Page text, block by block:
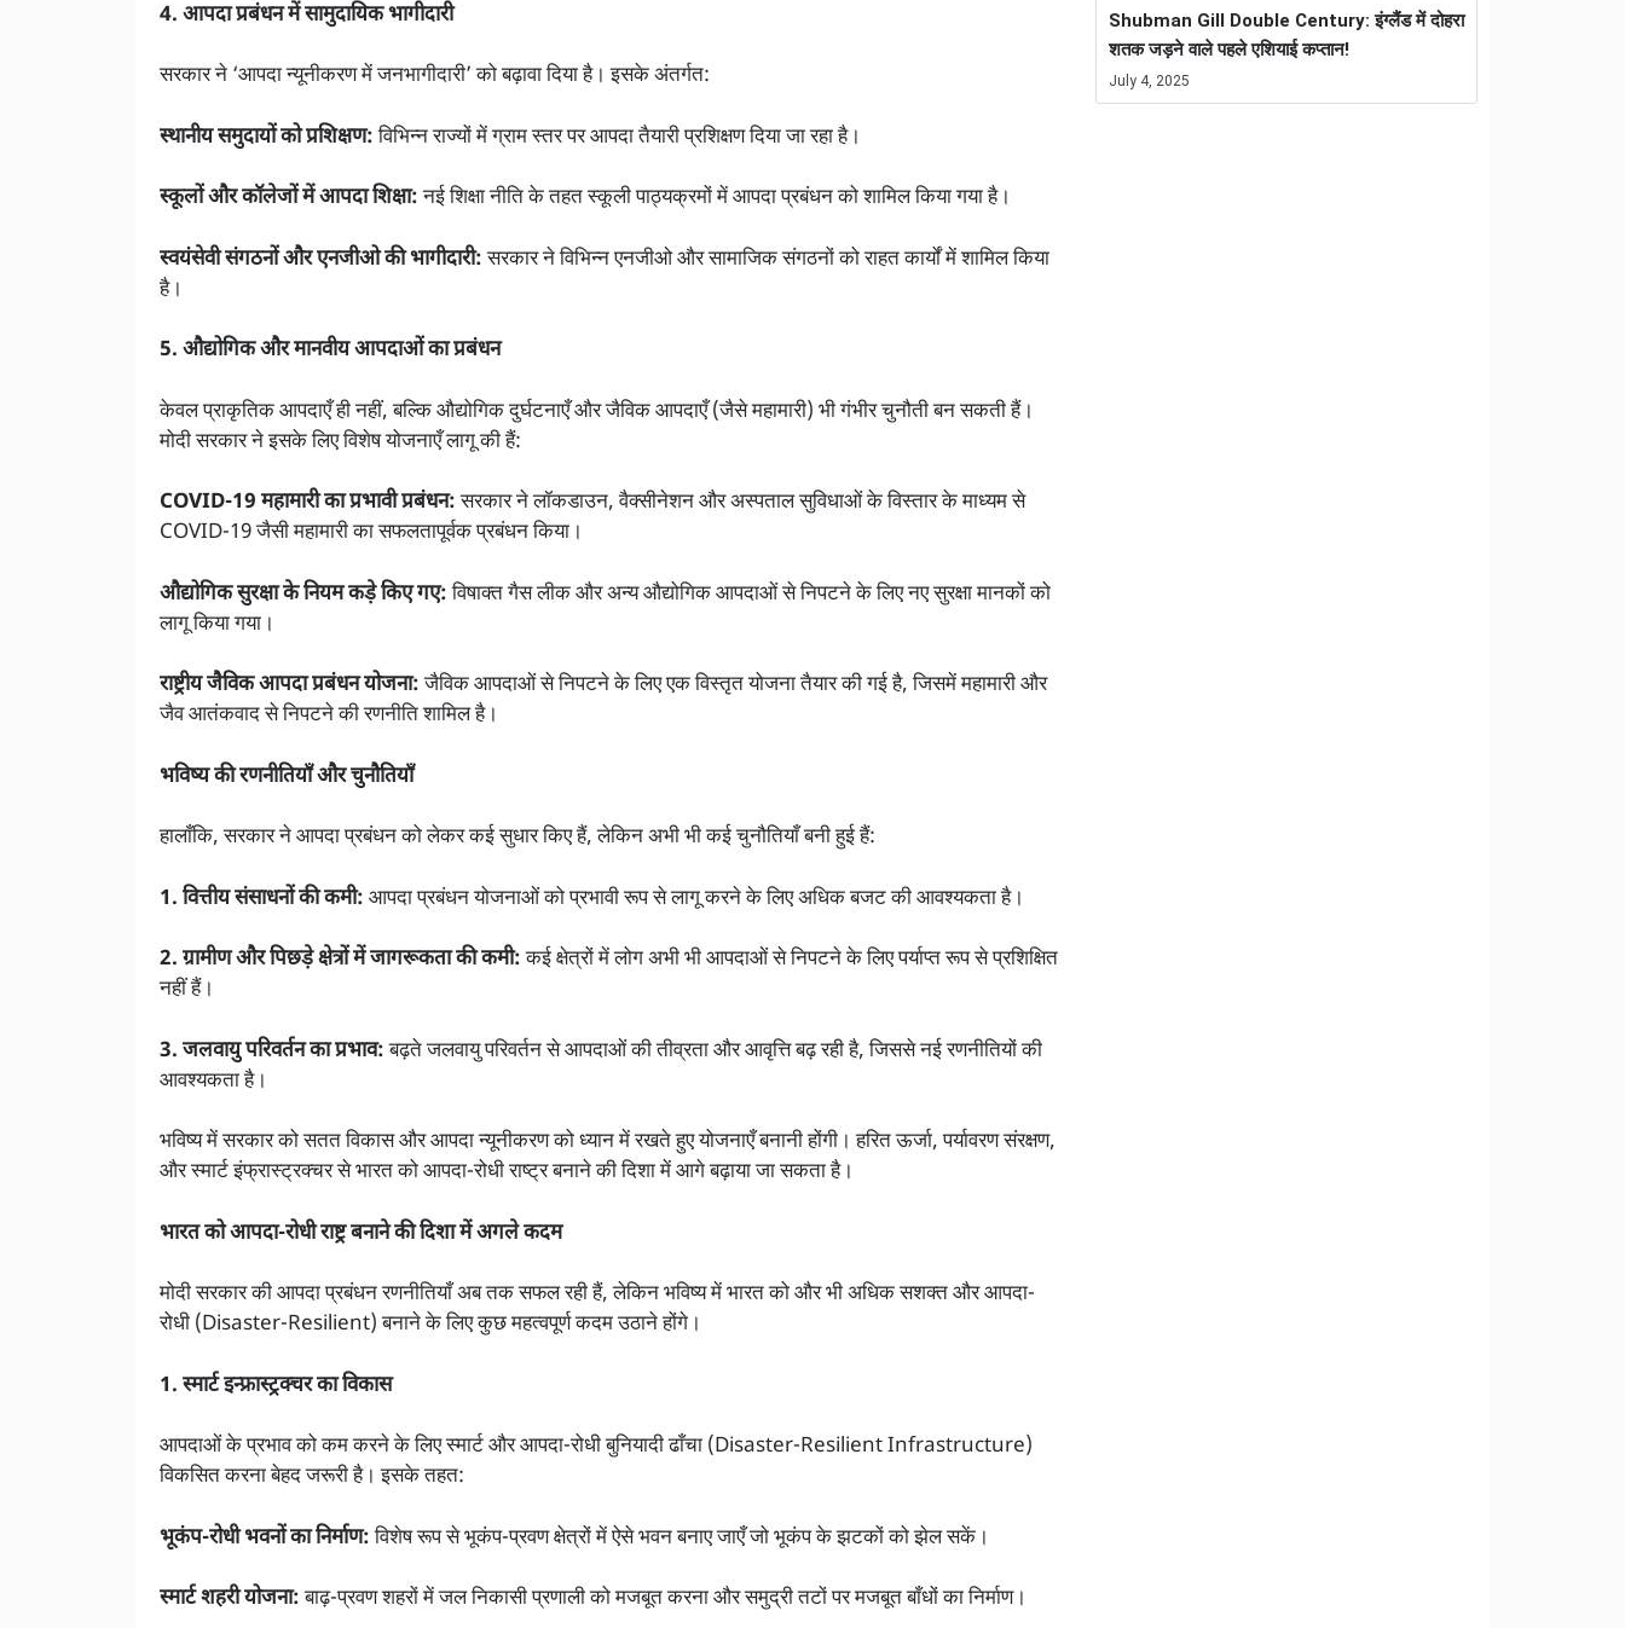
4. आपदा प्रबंधन में सामुदायिक भागीदारी
सरकार ने ‘आपदा न्यूनीकरण में जनभागीदारी’ को बढ़ावा दिया है। इसके अंतर्गत:
स्थानीय समुदायों को प्रशिक्षण:विभिन्न राज्यों में ग्राम स्तर पर आपदा तैयारी प्रशिक्षण दिया जा रहा है।
स्कूलों और कॉलेजों में आपदा शिक्षा:नई शिक्षा नीति के तहत स्कूली पाठ्यक्रमों में आपदा प्रबंधन को शामिल किया गया है।
स्वयंसेवी संगठनों और एनजीओ की भागीदारी:सरकार ने विभिन्न एनजीओ और सामाजिक संगठनों को राहत कार्यों में शामिल किया
है।
5. औद्योगिक और मानवीय आपदाओं का प्रबंधन
केवल प्राकृतिक आपदाएँ ही नहीं, बल्कि औद्योगिक दुर्घटनाएँ और जैविक आपदाएँ (जैसे महामारी) भी गंभीर चुनौती बन सकती हैं।
मोदी सरकार ने इसके लिए विशेष योजनाएँ लागू की हैं:
COVID-19 महामारी का प्रभावी प्रबंधन:सरकार ने लॉकडाउन, वैक्सीनेशन और अस्पताल सुविधाओं के विस्तार के माध्यम से
COVID-19 जैसी महामारी का सफलतापूर्वक प्रबंधन किया।
औद्योगिक सुरक्षा के नियम कड़े किए गए:विषाक्त गैस लीक और अन्य औद्योगिक आपदाओं से निपटने के लिए नए सुरक्षा मानकों को
लागू किया गया।
राष्ट्रीय जैविक आपदा प्रबंधन योजना:जैविक आपदाओं से निपटने के लिए एक विस्तृत योजना तैयार की गई है, जिसमें महामारी और
जैव आतंकवाद से निपटने की रणनीति शामिल है।
भविष्य की रणनीतियाँ और चुनौतियाँ
हालाँकि, सरकार ने आपदा प्रबंधन को लेकर कई सुधार किए हैं, लेकिन अभी भी कई चुनौतियाँ बनी हुई हैं:
1. वित्तीय संसाधनों की कमी: आपदा प्रबंधन योजनाओं को प्रभावी रूप से लागू करने के लिए अधिक बजट की आवश्यकता है।
2. ग्रामीण और पिछड़े क्षेत्रों में जागरूकता की कमी:कई क्षेत्रों में लोग अभी भी आपदाओं से निपटने के लिए पर्याप्त रूप से प्रशिक्षित
नहीं हैं।
3. जलवायु परिवर्तन का प्रभाव:बढ़ते जलवायु परिवर्तन से आपदाओं की तीव्रता और आवृत्ति बढ़ रही है, जिससे नई रणनीतियों की
आवश्यकता है।
भविष्य में सरकार को सतत विकास और आपदा न्यूनीकरण को ध्यान में रखते हुए योजनाएँ बनानी होंगी। हरित ऊर्जा, पर्यावरण संरक्षण,
और स्मार्ट इंफ्रास्ट्रक्चर से भारत को आपदा-रोधी राष्ट्र बनाने की दिशा में आगे बढ़ाया जा सकता है।
भारत को आपदा-रोधी राष्ट्र बनाने की दिशा में अगले कदम
मोदी सरकार की आपदा प्रबंधन रणनीतियाँ अब तक सफल रही हैं, लेकिन भविष्य में भारत को और भी अधिक सशक्त और आपदा-
रोधी (Disaster-Resilient) बनाने के लिए कुछ महत्वपूर्ण कदम उठाने होंगे।
1. स्मार्ट इन्फ्रास्ट्रक्चर का विकास
आपदाओं के प्रभाव को कम करने के लिए स्मार्ट और आपदा-रोधी बुनियादी ढाँचा (Disaster-Resilient Infrastructure)
विकसित करना बेहद जरूरी है। इसके तहत:
भूकंप-रोधी भवनों का निर्माण:विशेष रूप से भूकंप-प्रवण क्षेत्रों में ऐसे भवन बनाए जाएँ जो भूकंप के झटकों को झेल सकें।
स्मार्ट शहरी योजना:बाढ़-प्रवण शहरों में जल निकासी प्रणाली को मजबूत करना और समुद्री तटों पर मजबूत बाँधों का निर्माण।
Shubman Gill Double Century: इंग्लैंड में दोहरा
शतक जड़ने वाले पहले एशियाई कप्तान!
July 4, 2025